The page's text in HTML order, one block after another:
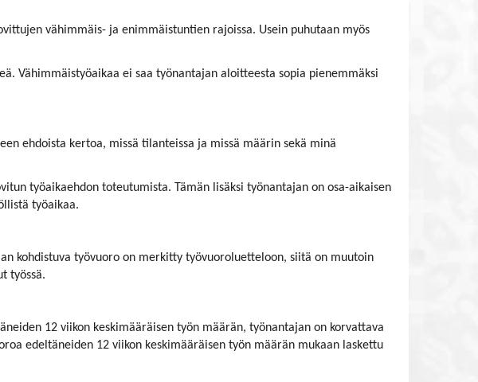
vähimmäis- ja enimmäistuntien rajoissa. Usein puhutaan myös
Vähimmäistyöaikaa ei saa työnantajan aloitteesta sopia pienemmäksi
ehdoista kertoa, missä tilanteissa ja missä määrin sekä minä
työaikaehdon toteutumista. Tämän lisäksi työnantajan on osa-aikaisen
työaikaa.
kohdistuva työvuoro on merkitty työvuoroluetteloon, siitä on muutoin
työssä.
12 viikon keskimääräisen työn määrän, työnantajan on korvattava
edeltäneiden 12 viikon keskimääräisen työn määrän mukaan laskettu